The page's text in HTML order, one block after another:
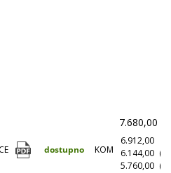
dostupno KOM
7.680,00
6.912,00
6.144,00
5.760,00